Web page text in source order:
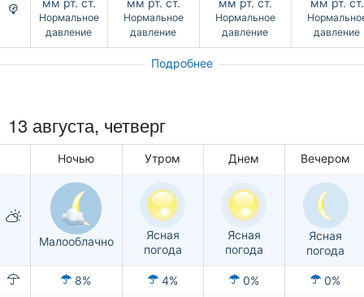
Нормальное
давление
Нормальное
давление
Нормальное
давление
давление
Подробнее
13 августа, четверг
Ночью Утром Днем Вечером
Малооблачно
Ясная
погода
Ясная
погода
Ясная
погода
8% 4% 0% 0%